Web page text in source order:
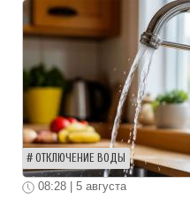
ОТКЛЮЧЕНИЕ ВОДЫ
08:28 | 5 августа